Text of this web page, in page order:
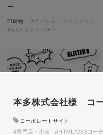
ー
印刷物
#アパレル・ファッション
#A4スタンドバナー
glitter8様 吹き出しPOP
本多株式会社様 コ
コーポレートサイト
#専門店・小売
#HTML/CSSコー